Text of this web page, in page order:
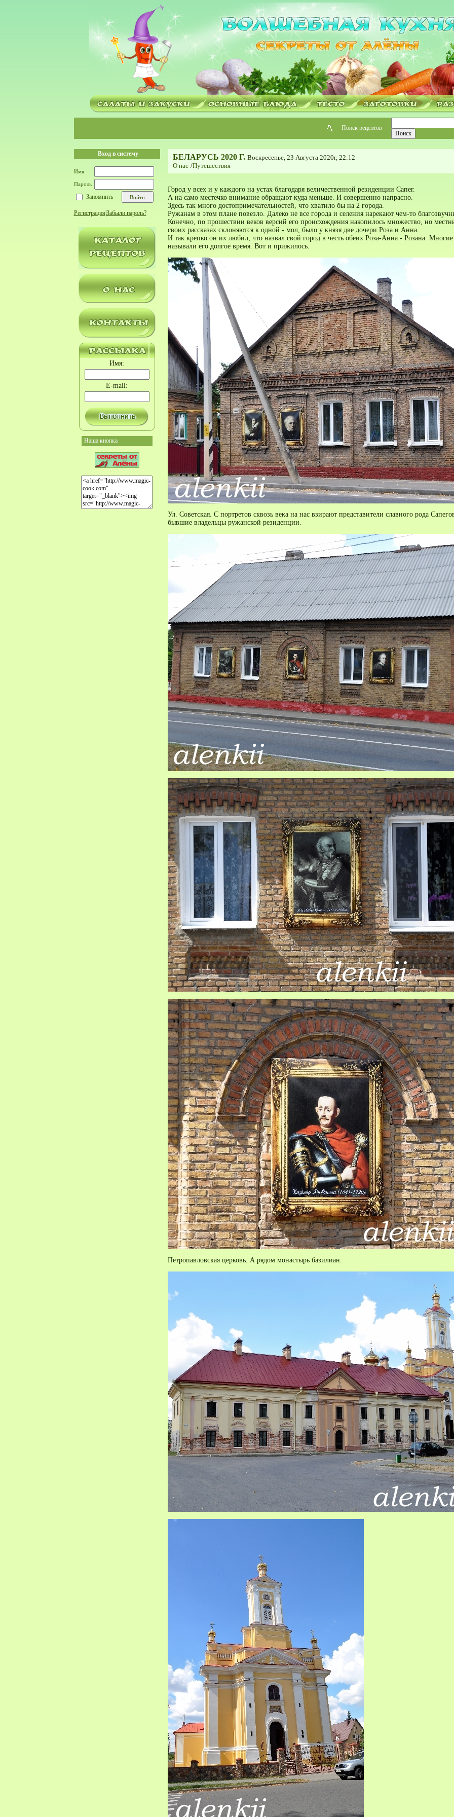
Поиск рецептов
Вход в систему
Имя
Пароль
Запомнить
Регистрация Забыли пароль?
Имя:
E-mail:
Наша кнопка
БЕЛАРУСЬ 2020 Г. Воскресенье, 23 Августа 2020г, 22:12
О нас/Путешествия
Город у всех и у каждого на устах благодаря величественной резиденции Сапег.
А на само местечко внимание обращают куда меньше. И совершенно напрасно.
Здесь так много достопримечательностей, что хватило бы на 2 города.
Ружанам в этом плане повезло. Далеко не все города и селения нарекают чем-то
Конечно, по прошествии веков версий его происхождения накопилось множество, но
своих рассказах склоняются к одной - мол, было у князя две дочери Роза и Анна.
И так крепко он их любил, что назвал свой город в честь обеих Роза-Анна - Розана. Многие
называли его долгое время. Вот и прижилось.
Ул. Советская. С портретов сквозь века на нас взирают представители славного рода
бывшие владельцы ружанской резиденции.
Петропавловская церковь. А рядом монастырь базилиан.